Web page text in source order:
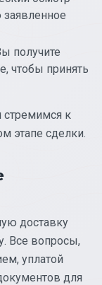
заявленное
получите
чтобы принять
к
этапе сделки.
доставку
Все вопросы,
уплатой
для